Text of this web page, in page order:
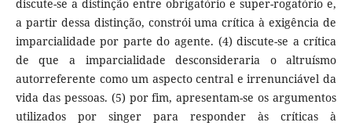
discute-se a distinção entre obrigatório e super-rogatório e,
a partir dessa distinção, constrói uma crítica à exigência de
imparcialidade por parte do agente. (4) discute-se a crítica
de que a imparcialidade desconsideraria o altruísmo
autorreferente como um aspecto central e irrenunciável da
vida das pessoas. (5) por fim, apresentam-se os argumentos
utilizados por singer para responder às críticas à